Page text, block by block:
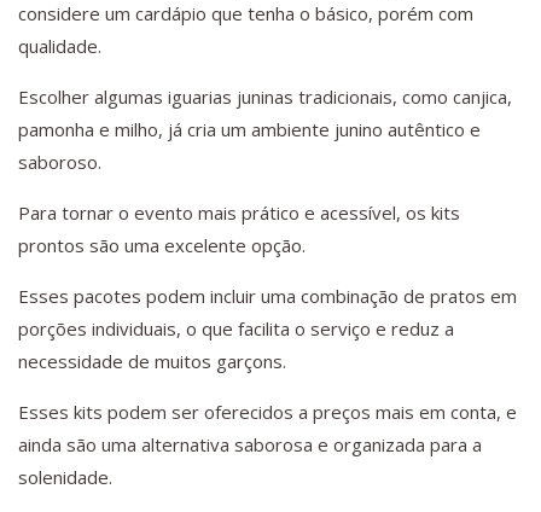
considere um cardápio que tenha o básico, porém com
qualidade.
Escolher algumas iguarias juninas tradicionais, como canjica,
pamonha e milho, já cria um ambiente junino autêntico e
saboroso.
Para tornar o evento mais prático e acessível, os kits
prontos são uma excelente opção.
Esses pacotes podem incluir uma combinação de pratos em
porções individuais, o que facilita o serviço e reduz a
necessidade de muitos garçons.
Esses kits podem ser oferecidos a preços mais em conta, e
ainda são uma alternativa saborosa e organizada para a
solenidade.